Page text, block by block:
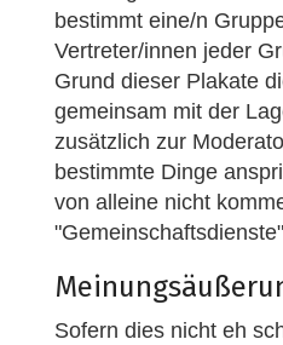
bestimmt eine/n
Vertreter/innen jeder
Grund dieser Plakate
gemeinsam mit der
zusätzlich zur
bestimmte Dinge
von alleine nicht
Sofern dies nicht eh